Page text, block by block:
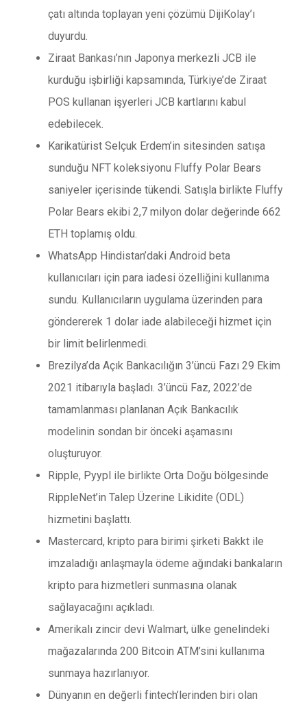
çatı altında toplayan yeni çözümü DijiKolay’ı
duyurdu.
Ziraat Bankası’nın Japonya merkezli JCB ile
kurduğu işbirliği kapsamında, Türkiye’de Ziraat
POS kullanan işyerleri JCB kartlarını kabul
edebilecek.
Karikatürist Selçuk Erdem’in sitesinden satışa
sunduğu NFT koleksiyonu Fluffy Polar Bears
saniyeler içerisinde tükendi. Satışla birlikte Fluffy
Polar Bears ekibi 2,7 milyon dolar değerinde 662
ETH toplamış oldu.
WhatsApp Hindistan’daki Android beta
kullanıcıları için para iadesi özelliğini kullanıma
sundu. Kullanıcıların uygulama üzerinden para
göndererek 1 dolar iade alabileceği hizmet için
bir limit belirlenmedi.
Brezilya’da Açık Bankacılığın 3’üncü Fazı 29 Ekim
2021 itibarıyla başladı. 3’üncü Faz, 2022’de
tamamlanması planlanan Açık Bankacılık
modelinin sondan bir önceki aşamasını
oluşturuyor.
Ripple, Pyypl ile birlikte Orta Doğu bölgesinde
RippleNet’in Talep Üzerine Likidite (ODL)
hizmetini başlattı.
Mastercard, kripto para birimi şirketi Bakkt ile
imzaladığı anlaşmayla ödeme ağındaki bankaların
kripto para hizmetleri sunmasına olanak
sağlayacağını açıkladı.
Amerikalı zincir devi Walmart, ülke genelindeki
mağazalarında 200 Bitcoin ATM’sini kullanıma
sunmaya hazırlanıyor.
Dünyanın en değerli fintech’lerinden biri olan